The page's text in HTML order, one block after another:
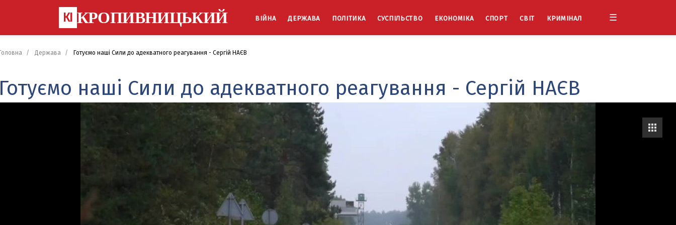
КІ КРОПИВНИЦЬКИЙ ВІЙНА ДЕРЖАВА ПОЛІТИКА СУСПІЛЬСТВО ЕКОНОМІКА СПОРТ СВІТ КРИМІНАЛ ☰
Держава Готуємо наші Сили до адекватного реагування - Сергій НАЄВ
наші Сили до адекватного реагування - Сергій НАЄВ